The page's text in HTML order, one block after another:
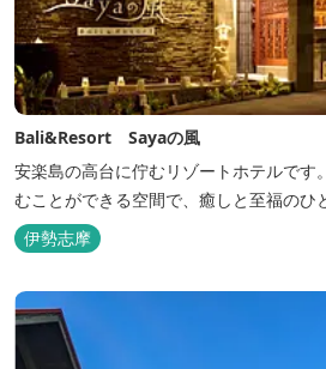
Bali&Resort Sayaの風
安楽島の高台に佇むリゾートホテルです
むことができる空間で、癒しと至福のひ
伊勢志摩